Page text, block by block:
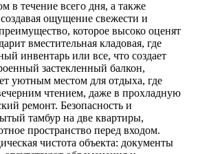
в течение всего дня, а также
ощущение свежести и
которое высоко оценят
вместительная кладовая, где
инвентарь или все, что создает
застекленный балкон,
уютным местом для отдыха, где
чтением, даже в прохладную
ремонт. Безопасность и
тамбур на две квартиры,
пространство перед входом.
чистота объекта: документы